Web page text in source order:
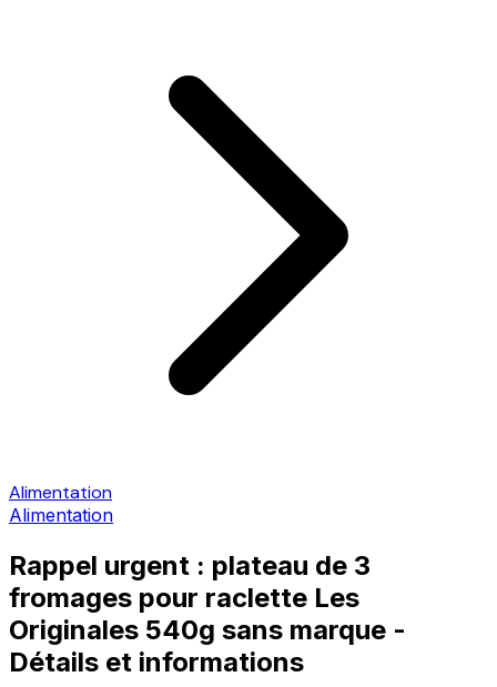
Alimentation
Alimentation
Rappel urgent : plateau de 3
fromages pour raclette Les
Originales 540g sans marque -
Détails et informations